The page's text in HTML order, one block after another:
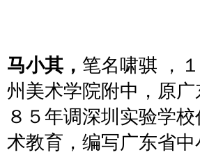
马小其， 笔名啸骐 ，
州美术学院附中，原
８５年调深圳实验学
术教育，编写广东省